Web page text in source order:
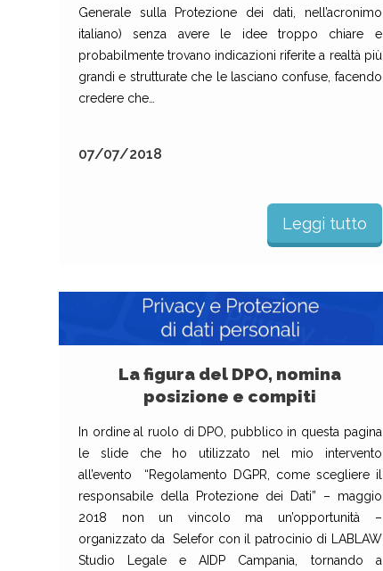
Generale sulla Protezione dei dati, nell’acronimo
italiano) senza avere le idee troppo chiare e
probabilmente trovano indicazioni riferite a realtà più
grandi e strutturate che le lasciano confuse, facendo
credere che…
07/07/2018
Leggi tutto
La figura del DPO, nomina
posizione e compiti
In ordine al ruolo di DPO, pubblico in questa pagina
le slide che ho utilizzato nel mio intervento
all’evento “Regolamento DGPR, come scegliere il
responsabile della Protezione dei Dati” – maggio
2018 non un vincolo ma un’opportunità –
organizzato da Selefor con il patrocinio di LABLAW
Studio Legale e AIDP Campania, tornando a